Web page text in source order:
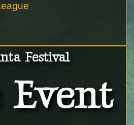
Festival
Event